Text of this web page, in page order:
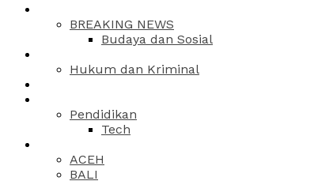
BREAKING NEWS
Budaya dan Sosial
Hukum dan Kriminal
Pendidikan
Tech
ACEH
BALI